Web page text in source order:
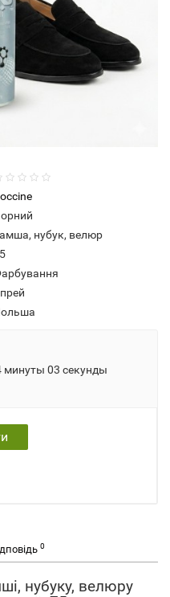
нубук, велюр
минуты 03 секунды
0
нубуку, велюру